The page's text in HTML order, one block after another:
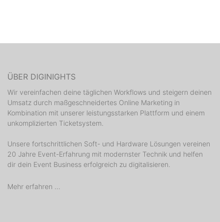
ÜBER DIGINIGHTS
Wir vereinfachen deine täglichen Workflows und steigern deinen
Umsatz durch maßgeschneidertes Online Marketing in
Kombination mit unserer leistungsstarken Plattform und einem
unkomplizierten Ticketsystem.
Unsere fortschrittlichen Soft- und Hardware Lösungen vereinen
20 Jahre Event-Erfahrung mit modernster Technik und helfen
dir dein Event Business erfolgreich zu digitalisieren.
Mehr erfahren ...